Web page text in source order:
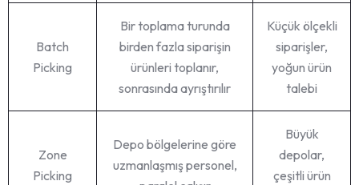
Batch
Picking
Bir toplama turunda
birden fazla siparişin
ürünleri toplanır,
sonrasında ayrıştırılır
Küçük ölçekli
siparişler,
yoğun ürün
talebi
Zone
Picking
Depo bölgelerine göre
uzmanlaşmış personel,
Büyük
depolar,
çeşitli ürün